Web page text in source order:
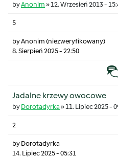
byAnonim »12. Wrzesień 2013 -
5
byAnonim (niezweryfikowany)
8. Sierpień 2025 - 22:50
Jadalne krzewy owocowe
by Dorotadyrka »11. Lipiec 2025 -
2
by Dorotadyrka
14. Lipiec 2025 - 05:31